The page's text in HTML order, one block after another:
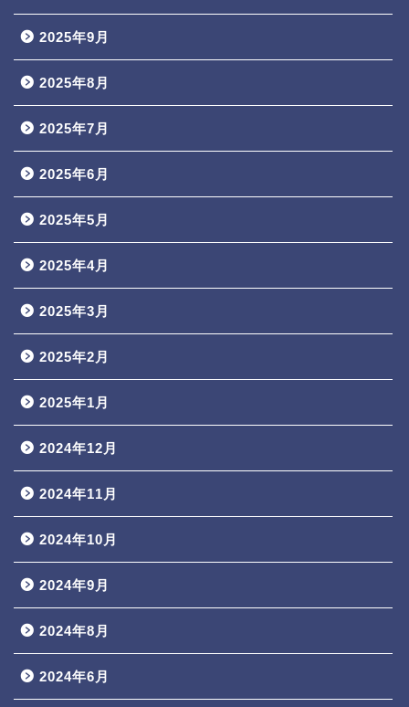
2025年9月
2025年8月
2025年7月
2025年6月
2025年5月
2025年4月
2025年3月
2025年2月
2025年1月
2024年12月
2024年11月
2024年10月
2024年9月
2024年8月
2024年6月